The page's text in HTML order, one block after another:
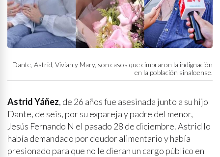
Dante, Astrid, Vivian y Mary, son casos que cimbraron la indignación
en la población sinaloense.
Astrid Yáñez, de 26 años fue asesinada junto a su hijo
Dante, de seis, por su expareja y padre del menor,
Jesús Fernando N el pasado 28 de diciembre. Astrid lo
había demandado por deudor alimentario y había
presionado para que no le dieran un cargo público en